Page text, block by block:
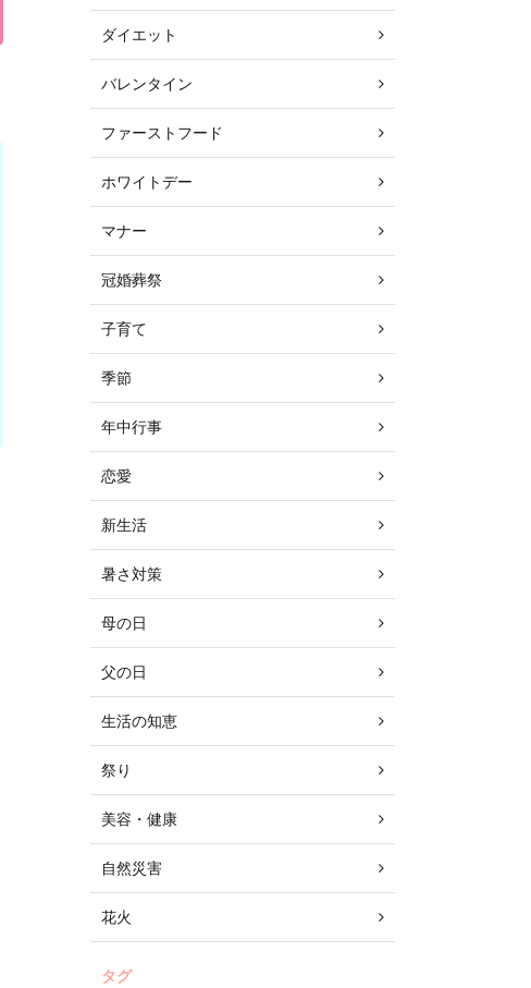
ダイエット
バレンタイン
ファーストフード
ホワイトデー
マナー
冠婚葬祭
子育て
季節
年中行事
恋愛
新生活
暑さ対策
母の日
父の日
生活の知恵
祭り
美容・健康
自然災害
花火
タグ